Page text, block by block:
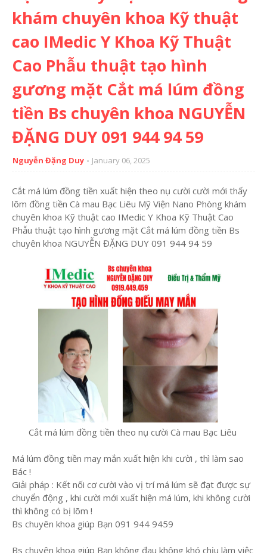
khám chuyên khoa Kỹ thuật
cao IMedic Y Khoa Kỹ Thuật
Cao Phẫu thuật tạo hình
gương mặt Cắt má lúm đồng
tiền Bs chuyên khoa NGUYỄN
ĐẶNG DUY 091 944 94 59
Nguyễn Đặng Duy January 06, 2025
Cắt má lúm đồng tiền xuất hiện theo nụ cười cười mới thấy
lõm đồng tiền Cà mau Bạc Liêu Mỹ Viện Nano Phòng khám
chuyên khoa Kỹ thuật cao IMedic Y Khoa Kỹ Thuật Cao
Phẫu thuật tạo hình gương mặt Cắt má lúm đồng tiền Bs
chuyên khoa NGUYỄN ĐẶNG DUY 091 944 94 59
Cắt má lúm đồng tiền theo nụ cười Cà mau Bạc Liêu
Má lúm đồng tiền may mắn xuất hiện khi cười , thì làm sao
Bác !
Giải pháp : Kết nối cơ cười vào vị trí má lúm sẽ đạt được sự
chuyển động , khi cười mới xuất hiện má lúm, khi không cười
thì không có bị lõm !
Bs chuyên khoa giúp Bạn 091 944 9459
Bs chuyên khoa giúp Bạn không đau không khó chịu làm việc